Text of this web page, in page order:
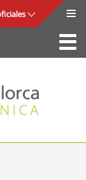
La Sede
de Mallorca
y seguridad
Utilidades